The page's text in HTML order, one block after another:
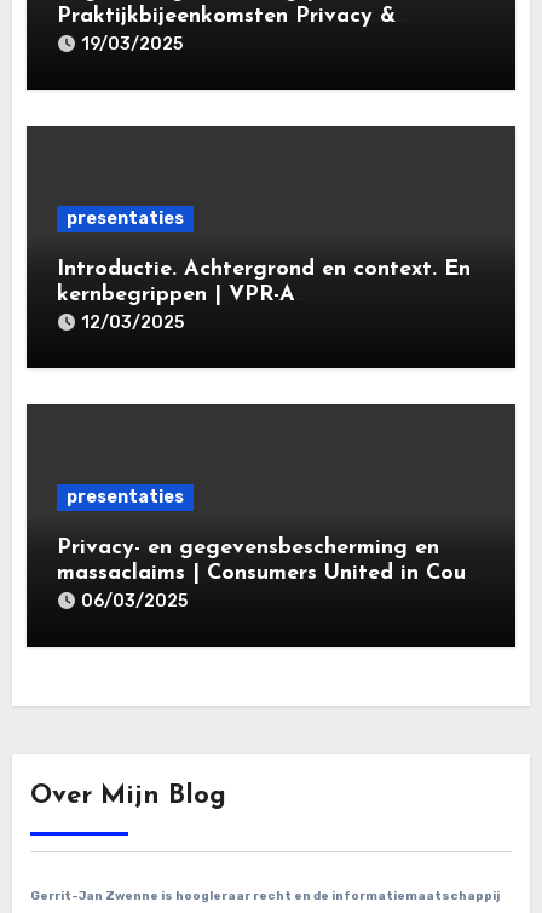
Praktijkbijeenkomsten Privacy &
Gegevensbescherming in de Zorg 2025 |
19/03/2025
presentaties
Introductie. Achtergrond en context. En
kernbegrippen | VPR-A
specialisatieopleiding Privacy- en
Leiden Law Academy 18 maart 2025
12/03/2025
presentaties
Privacy- en gegevensbescherming en
massaclaims | Consumers United in Court
(‘CUIC’) | Volkshotel A’dam 6 maart
06/03/2025
Over Mijn Blog
Gerrit-Jan Zwenne is hoogleraar recht en de informatiemaatschappij